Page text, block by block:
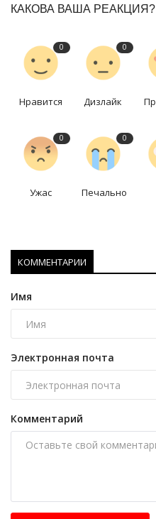
КАКОВА ВАША РЕАКЦИЯ?
0
Нравится
0
Дизлайк
0
Ужас
0
Печально
КОММЕНТАРИИ
Имя
Электронная почта
Комментарий